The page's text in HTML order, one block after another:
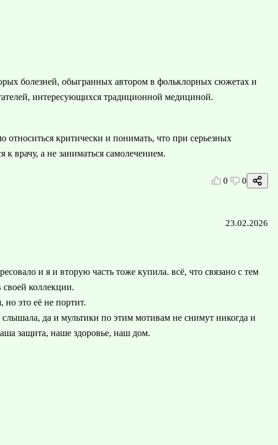
болезней, обыгранных автором в фольклорных сюжетах и
интересующихся традиционной медициной.
критически и понимать, что при серьезных
к врачу, а не заниматься самолечением.
0 0
23.02.2026
и я и вторую часть тоже купила. всё, что связано с тем
своей коллекции.
но это её не портит.
слышала, да и мультики по этим мотивам не снимут никогда и
защита, наше здоровье, наш дом.